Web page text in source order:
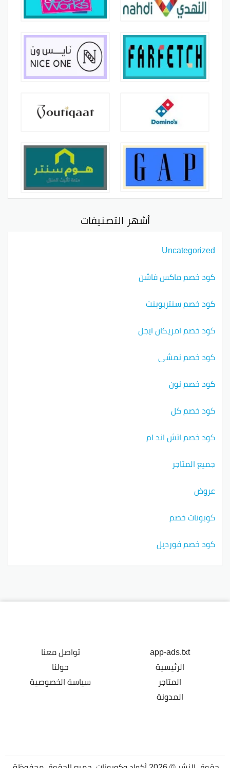
أشهر التصنيفات
Uncategorized
كود خصم ماكس فاشن
كود خصم سنتربوينت
كود خصم امريكان ايجل
كود خصم نمشي
كود خصم نون
كود خصم كل
كود خصم اتش اند ام
جميع المتاجر
عروض
كوبونات خصم
كود خصم فورديل
app-ads.txt
الرئيسية
المتاجر
المدونة
تواصل معنا
حولنا
سياسة الخصوصية